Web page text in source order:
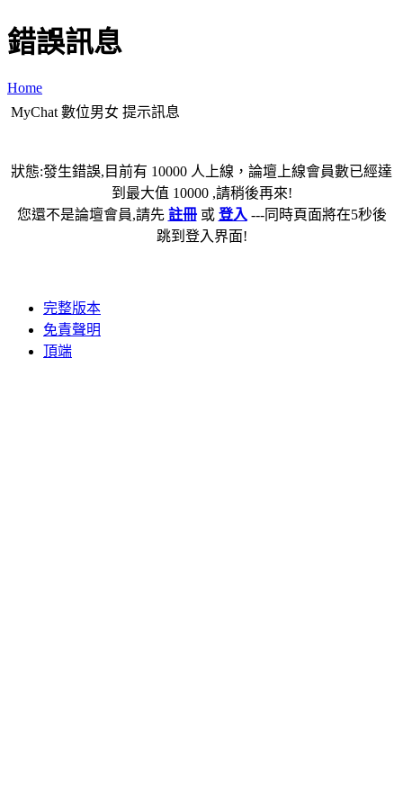
錯誤訊息
Home
MyChat 數位男女 提示訊息
狀態:發生錯誤,目前有 10000 人上線，論壇上線會員數已經達
到最大值 10000 ,請稍後再來!
您還不是論壇會員,請先 註冊或 登入 ---同時頁面將在5秒後
跳到登入界面!
完整版本
免責聲明
頂端